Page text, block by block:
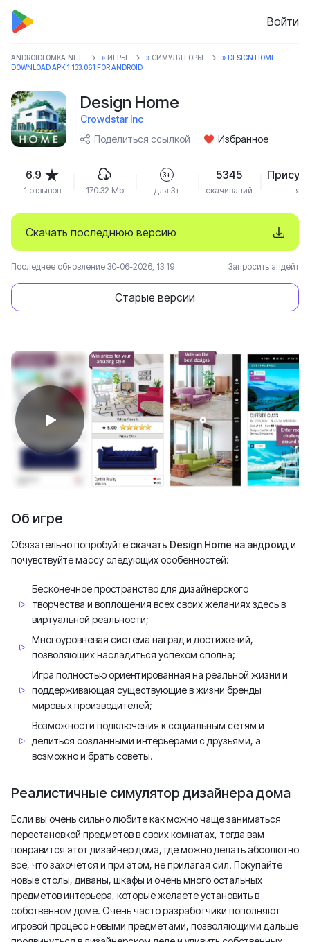
Войти
ANDROIDLOMKA.NET » ИГРЫ » СИМУЛЯТОРЫ
» DESIGN HOME
DOWNLOAD APK 1.133.061 FOR ANDROID
Design Home
Crowdstar Inc
Поделиться ссылкой
Избранное
Скачать последнюю версию
Старые версии
Последнее обновление 30-06-2026, 13:19 Запросить апдейт
6.9
1 отзывов 170.32 Mb
3+
для 3+
5345
скачиваний
Об игре
Обязательно попробуйте скачать Design Home на андроиди
почувствуйте массу следующих особенностей:
Бесконечное пространство для дизайнерского
творчества и воплощения всех своих желаниях здесь в
виртуальной реальности;
Многоуровневая система наград и достижений,
позволяющих насладиться успехом сполна;
Игра полностью ориентированная на реальной жизни и
поддерживающая существующие в жизни бренды
мировых производителей;
Возможности подключения к социальным сетям и
делиться созданными интерьерами с друзьями, а
возможно и брать советы.
Реалистичные симулятор дизайнера дома
Если вы очень сильно любите как можно чаще заниматься
перестановкой предметов в своих комнатах, тогда вам
понравится этот дизайнер дома, где можно делать абсолютно
все, что захочется и при этом, не прилагая сил. Покупайте
новые столы, диваны, шкафы и очень много остальных
предметов интерьера, которые желаете установить в
собственном доме. Очень часто разработчики пополняют
игровой процесс новыми предметами, позволяющими дальше